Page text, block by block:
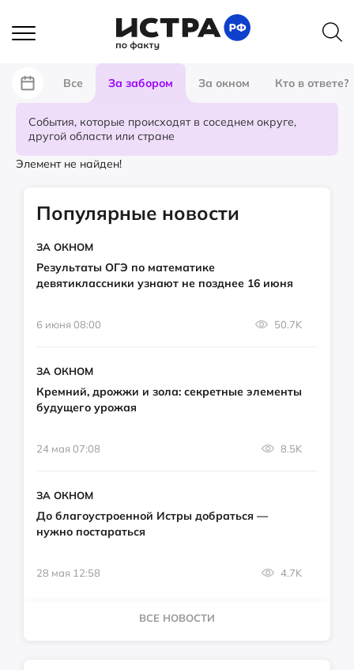
Все За забором За окном Кто в ответе?
События, которые происходят в соседнем округе,
другой области или стране
Элемент не найден!
Популярные новости
ЗА ОКНОМ
Результаты ОГЭ по математике
девятиклассники узнают не позднее 16 июня
6 июня 08:00 50.7K
ЗА ОКНОМ
Кремний, дрожжи и зола: секретные элементы
будущего урожая
24 мая 07:08 8.5K
ЗА ОКНОМ
До благоустроенной Истры добраться —
нужно постараться
28 мая 12:58 4.7K
ВСЕ НОВОСТИ